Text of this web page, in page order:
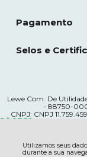
Utilizamos seus
durante a sua
Pagamento
Selos e
Lewe Com. De
- 88750-
CNPJ: CNPJ
R$ 87,39